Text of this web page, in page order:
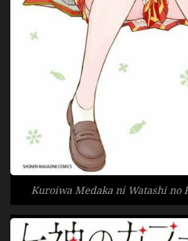
Kuroiwa Medaka ni Watashi no